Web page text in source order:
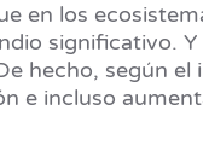
en los
significativo.
hecho, según
e incluso